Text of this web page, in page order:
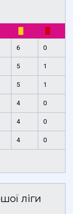
6 0
5 1
5 1
4 0
4 0
4 0
ліги